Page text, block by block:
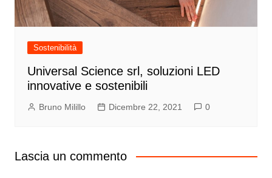
Sostenibilità
Universal Science srl, soluzioni LED
innovative e sostenibili
Bruno Milillo Dicembre 22, 2021 0
Lascia un commento